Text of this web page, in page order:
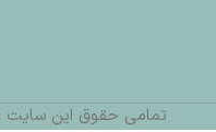
تمامی حقوق این سایت